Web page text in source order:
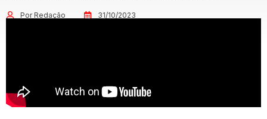
Por Redação 31/10/2023